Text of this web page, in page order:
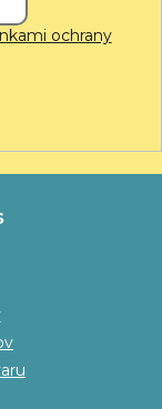
ochrany